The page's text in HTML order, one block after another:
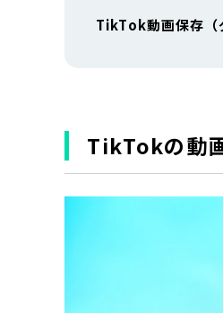
TikTok動画保存（
TikTokの動